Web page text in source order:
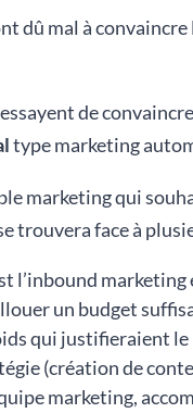
dû mal à
de
type marketing
marketing qui
trouvera face à
l’inbound
un budget
qui justifieraient
(création de
marketing,